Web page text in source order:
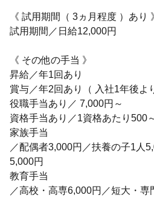
《 試用期間（ 3ヵ月程度 ）あり
試用期間／日給12,000円
《 その他の手当 》
昇給／年1回あり
賞与／年2回あり（ 入社1年後よ
役職手当あり／ 7,000円～
資格手当あり／1資格あたり500
家族手当
／配偶者3,000円／扶養の子1人
5,000円
教育手当
／高校・高専6,000円／短大・